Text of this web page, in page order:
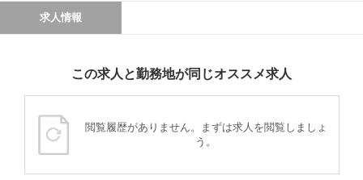
求人情報
この求人と勤務地が同じオススメ求人
閲覧履歴がありません。まずは求人を閲覧しましょ
う。